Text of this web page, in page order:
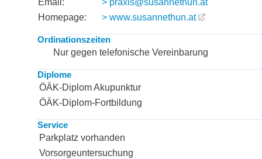
Email:
> praxis@susannethun.at
Homepage:
> www.susannethun.at
Ordinationszeiten
Nur gegen telefonische Vereinbarung
Diplome
ÖÄK-Diplom Akupunktur
ÖÄK-Diplom-Fortbildung
Service
Parkplatz vorhanden
Vorsorgeuntersuchung